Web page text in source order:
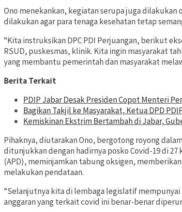
Ono menekankan, kegiatan serupa juga dilakukan
dilakukan agar para tenaga kesehatan tetap
“Kita instruksikan DPC PDI Perjuangan, berikut
RSUD, puskesmas, klinik. Kita ingin masyarakat
yang membantu pemerintah dan masyarakat
Berita Terkait
PDIP Jabar Desak Presiden Copot Menteri
Bagikan Takjil ke Masyarakat, Ketua DPD
Kemiskinan Ekstrim Bertambah di Jabar,
Pihaknya, diutarakan Ono, bergotong royong
ditunjukkan dengan hadirnya posko Covid-19 di
(APD), meminjamkan tabung oksigen,
melakukan pendataan.
“Selanjutnya kita di lembaga legislatif mempunyai
anggaran yang terkait covid ini benar-benar